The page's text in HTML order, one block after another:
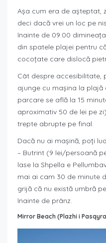
Așa cum era de așteptat,
deci dacă vrei un loc pe
înainte de 09:00
din spatele plajei pentru
cocoțate care dislocă
Cât despre accesibilitate,
ajunge cu mașina la
parcare se află la 15
aproximativ 50 de lei pe
trepte abrupte pe final.
Dacă nu ai mașină, poți
– Butrint (9 lei/persoană
lase la Shpella e
mai ai cam 30 de minute
grijă că nu există umbră
înainte de prânz.
Mirror Beach (Plazhi i